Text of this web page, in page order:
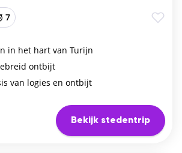
7
in het hart van Turijn
ontbijt
van logies en ontbijt
Bekijk stedentrip